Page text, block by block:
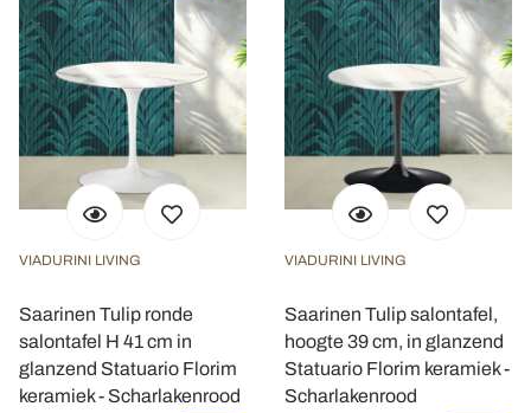
VIADURINI LIVING
Saarinen Tulip ronde
salontafel H 41 cm in
glanzend Statuario Florim
keramiek - Scharlakenrood
VIADURINI LIVING
Saarinen Tulip salontafel,
hoogte 39 cm, in glanzend
Statuario Florim keramiek -
Scharlakenrood